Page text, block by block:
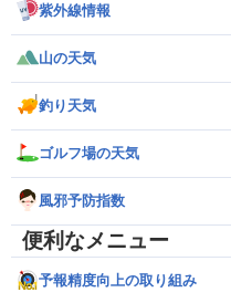
紫外線情報
山の天気
釣り天気
ゴルフ場の天気
風邪予防指数
便利なメニュー
予報精度向上の取り組み